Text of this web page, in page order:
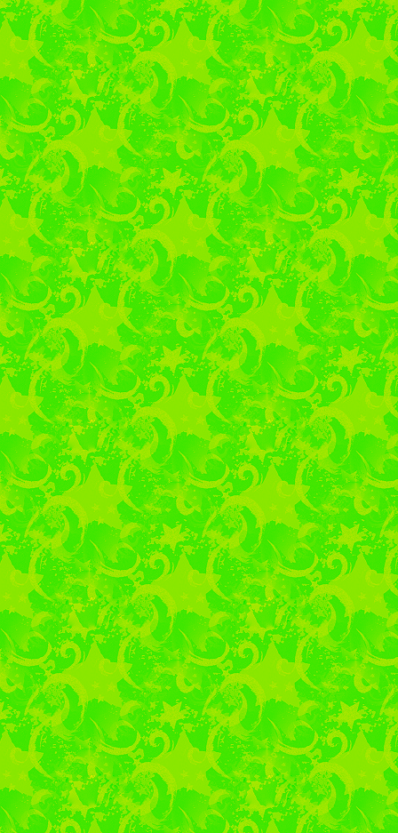
30.01.2019г.в ГБПОУ
подготовки
30) была
площадок для
№1, МОУ Лицей №
Пригородней с
специальностях,
С характеристикой
специальностей
зав.отделением
спецдисциплин
Маляшова М.В.,
также студенты
специальностях
красочных
классов.
пособий по всем
неподдельный
вопросов. Учащиеся
участие в
более 250 человек.
с описанием
дальнейшего